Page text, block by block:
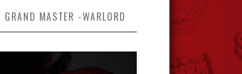
GRAND MASTER -WARLORD